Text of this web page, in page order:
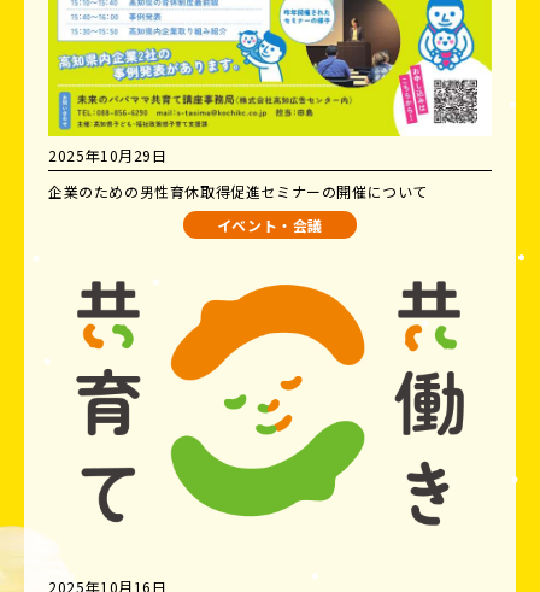
2025年10月29日
企業のための男性育休取得促進セミナーの開催について
イベント・会議
2025年10月16日